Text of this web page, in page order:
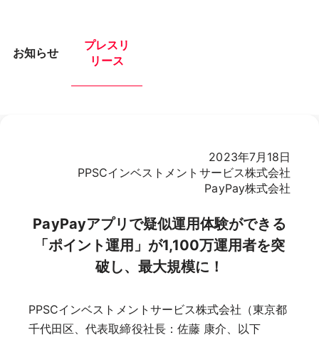
お知らせ
プレスリ
リース
2023年7月18日
PPSCインベストメントサービス株式会社
PayPay株式会社
PayPayアプリで疑似運用体験ができる
「ポイント運用」が1,100万運用者を突
破し、最大規模に！
PPSCインベストメントサービス株式会社（東京都
千代田区、代表取締役社長：佐藤 康介、以下